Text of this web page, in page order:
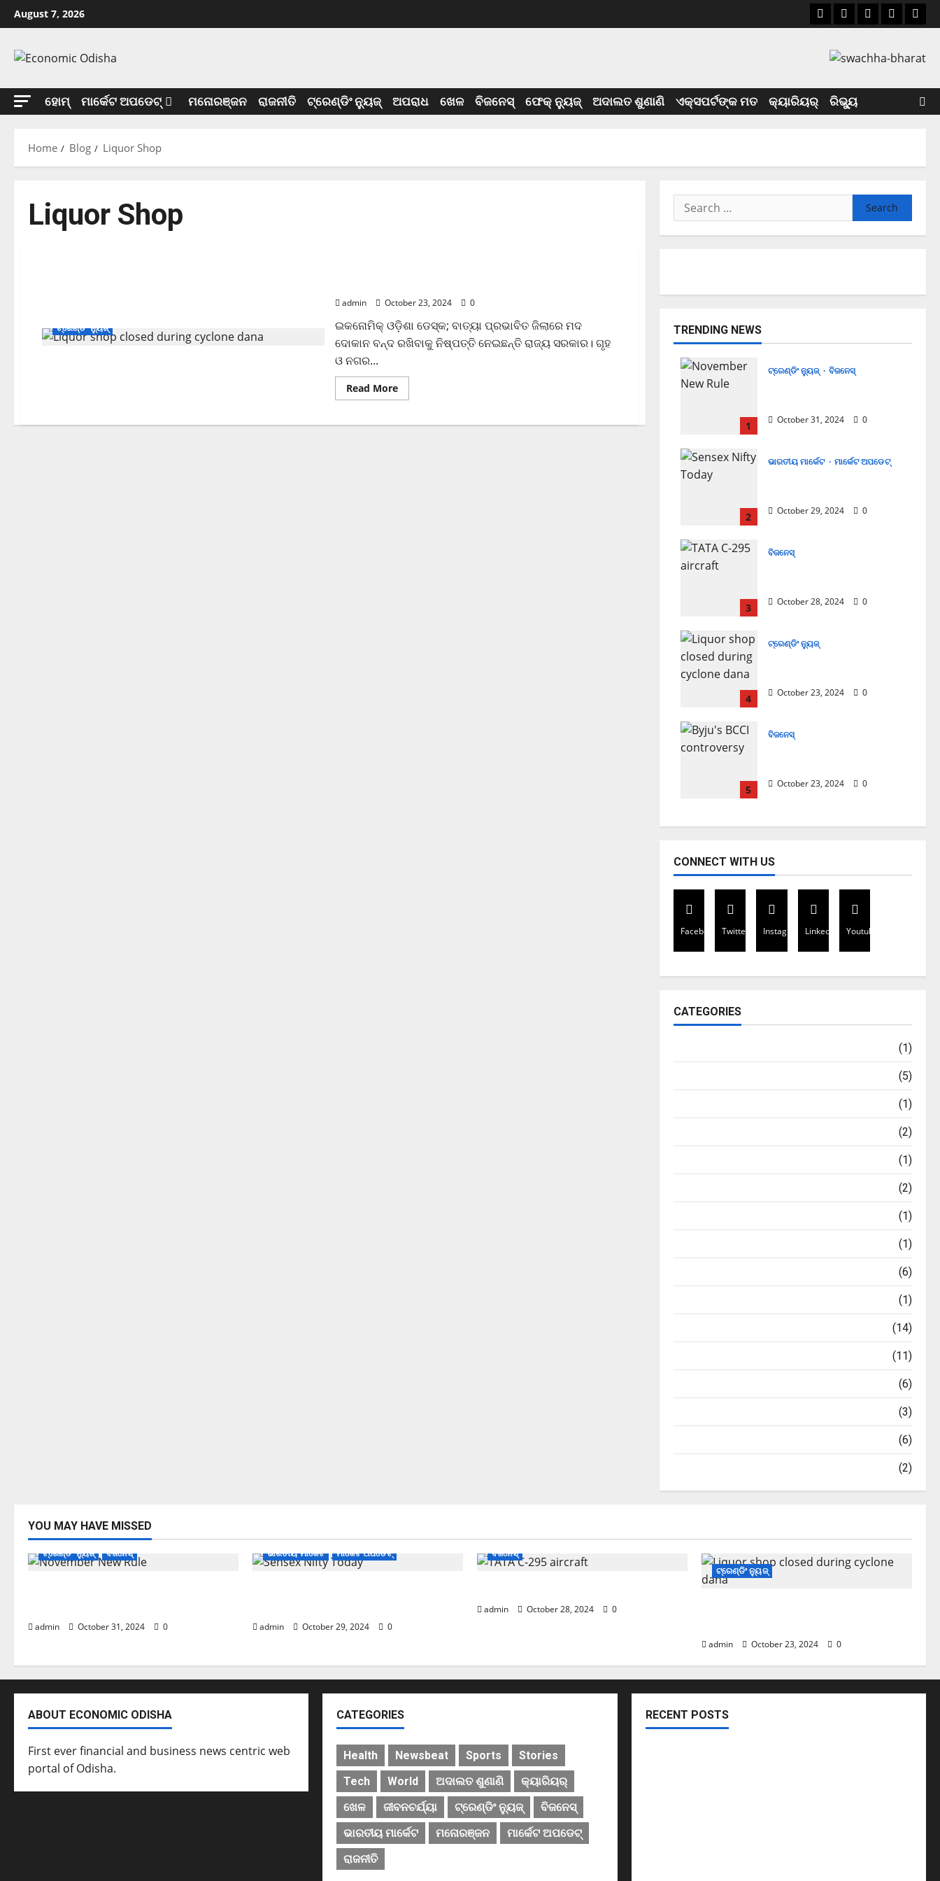
August 7, 2026
ହୋମ୍ ମାର୍କେଟ ଅପଡେଟ୍ ମନୋରଞ୍ଜନ ରାଜନୀତି ଟ୍ରେଣ୍ଡିଂ ନ୍ୟୁଜ୍ ଅପରାଧ ଖେଳ ବିଜନେସ୍ ଫେକ୍ ନ୍ୟୁଜ୍ ଅଦାଲତ ଶୁଣାଣି ଏକ୍ସପର୍ଟଙ୍କ ମତ କ୍ୟାରିୟର୍ ରିଭ୍ୟୁ
Home Blog Liquor Shop
Liquor Shop
ଟ୍ରେଣ୍ଡିଂ ନ୍ୟୁଜ୍
admin October 23, 2024 0
ଇକନୋମିକ୍ ଓଡ଼ିଶା ଡେସ୍କ; ବାତ୍ୟା ପ୍ରଭାବିତ ଜିଲାରେ ମଦ
ଦୋକାନ ବନ୍ଦ ରଖିବାକୁ ନିଷ୍ପତ୍ତି ନେଇଛନ୍ତି ରାଜ୍ୟ ସରକାର। ଗୃହ
ଓ ନଗର...
Read More
TRENDING NEWS
1
ଟ୍ରେଣ୍ଡିଂ ନ୍ୟୁଜ୍ ବିଜନେସ୍
October 31, 2024 0
2
ଭାରତୀୟ ମାର୍କେଟ ମାର୍କେଟ ଅପଡେଟ୍
October 29, 2024 0
3
ବିଜନେସ୍
October 28, 2024 0
4
ଟ୍ରେଣ୍ଡିଂ ନ୍ୟୁଜ୍
October 23, 2024 0
5
ବିଜନେସ୍
October 23, 2024 0
CONNECT WITH US
Facebook Twitter Instagram Linkedin Youtube
CATEGORIES
(1)
(5)
(1)
(2)
(1)
(2)
(1)
(1)
(6)
(1)
(14)
(11)
(6)
(3)
(6)
(2)
YOU MAY HAVE MISSED
ଟ୍ରେଣ୍ଡିଂ ନ୍ୟୁଜ୍ ବିଜନେସ୍
admin October 31, 2024 0
ଭାରତୀୟ ମାର୍କେଟ ମାର୍କେଟ ଅପଡେଟ୍
admin October 29, 2024 0
ବିଜନେସ୍
admin October 28, 2024 0
ଟ୍ରେଣ୍ଡିଂ ନ୍ୟୁଜ୍
admin October 23, 2024 0
ABOUT ECONOMIC ODISHA
First ever financial and business news centric web
portal of Odisha.
CATEGORIES
Health Newsbeat Sports
Stories
Tech
World ଅଦାଲତ ଶୁଣାଣି
କ୍ୟାରିୟର୍
ଖେଳ
ଜୀବନଚର୍ଯ୍ୟା ଟ୍ରେଣ୍ଡିଂ ନ୍ୟୁଜ୍
ବିଜନେସ୍
ଭାରତୀୟ ମାର୍କେଟ
ମନୋରଞ୍ଜନ
ମାର୍କେଟ ଅପଡେଟ୍
ରାଜନୀତି
RECENT POSTS